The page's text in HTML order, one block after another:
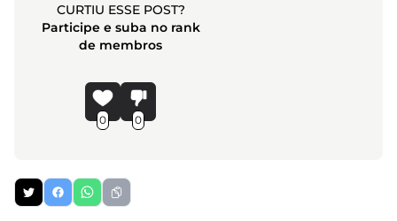
CURTIU ESSE POST?
Participe e suba no rank
de membros
0 0